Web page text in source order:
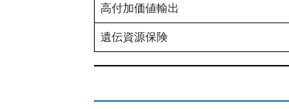
高付加価値輸出
遺伝資源保険